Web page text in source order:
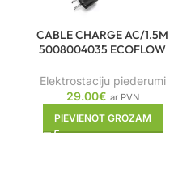
CABLE CHARGE AC/1.5M
5008004035 ECOFLOW
Elektrostaciju piederumi
29.00€ ar PVN
PIEVIENOT GROZAM